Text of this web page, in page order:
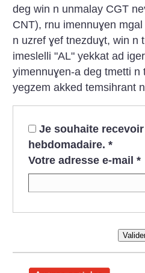
deg win n unmalay CGT
CNT), rnu imennuɣen
n uzref ɣef tnezduɣt, win n
imeslelli "AL" yekkat ad
yimennuɣen-a deg tmetti n
yegzem akked temsihrant
Je souhaite
hebdomadaire. *
Votre adresse e-mail *